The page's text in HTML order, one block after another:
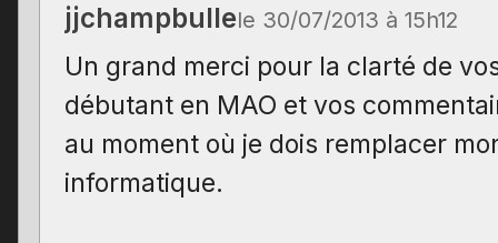
jjchampbullele 30/07/2013 à 15h12
Un grand merci pour la clarté de
débutant en MAO et vos
au moment où je dois remplacer
informatique.